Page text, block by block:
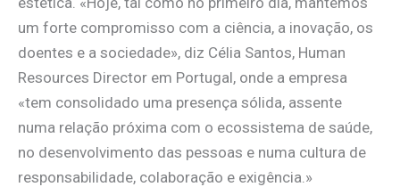
um forte compromisso com a ciência, a inovação, os
doentes e a sociedade», diz Célia Santos, Human
Resources Director em Portugal, onde a empresa
«tem consolidado uma presença sólida, assente
numa relação próxima com o ecossistema de saúde,
no desenvolvimento das pessoas e numa cultura de
responsabilidade, colaboração e exigência.»